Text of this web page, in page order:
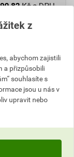
Kčs DPH
z
abychom zajistili
a přizpůsobili
souhlasíte s
jsou u nás v
upravit nebo